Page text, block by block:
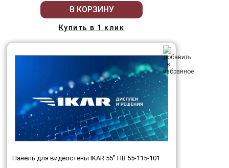
В КОРЗИНУ
Купить в 1 клик
Панель для видеостены IKAR 55" ПВ 55-115-101